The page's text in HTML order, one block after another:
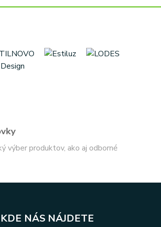
výber produktov, ako aj odborné
KDE NÁS NÁJDETE